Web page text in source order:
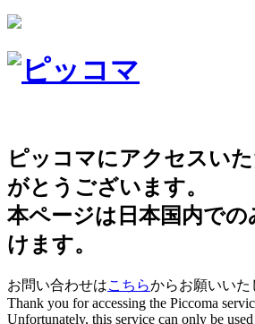
ピッコマにアクセスい
がとうございます。
本ページは日本国内で
けます。
お問い合わせはこちらからお願いいた
Thank you for accessing the Piccoma
Unfortunately, this service can only be